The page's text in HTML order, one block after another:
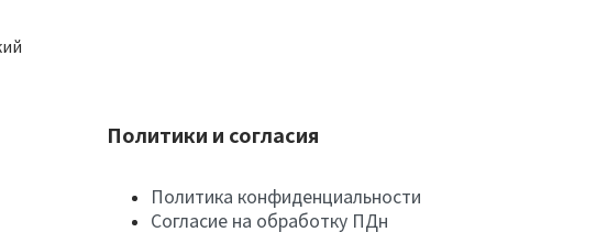
Политики и согласия
Политика конфиденциальности
Согласие на обработку ПДн